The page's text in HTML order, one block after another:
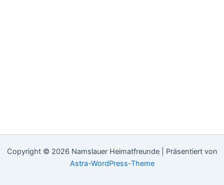
Copyright © 2026 Namslauer Heimatfreunde | Präsentiert von
Astra-WordPress-Theme